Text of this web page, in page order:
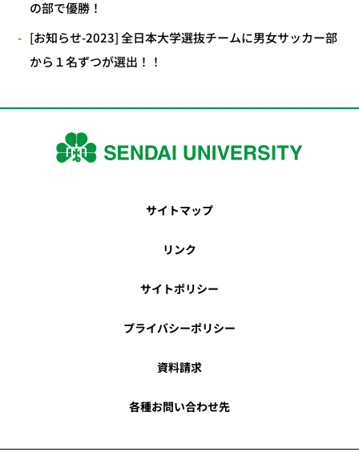
の部で優勝！
[お知らせ-2023] 全日本大学選抜チームに男女サッカー部
から１名ずつが選出！！
サイトマップ
リンク
サイトポリシー
プライバシーポリシー
資料請求
各種お問い合わせ先